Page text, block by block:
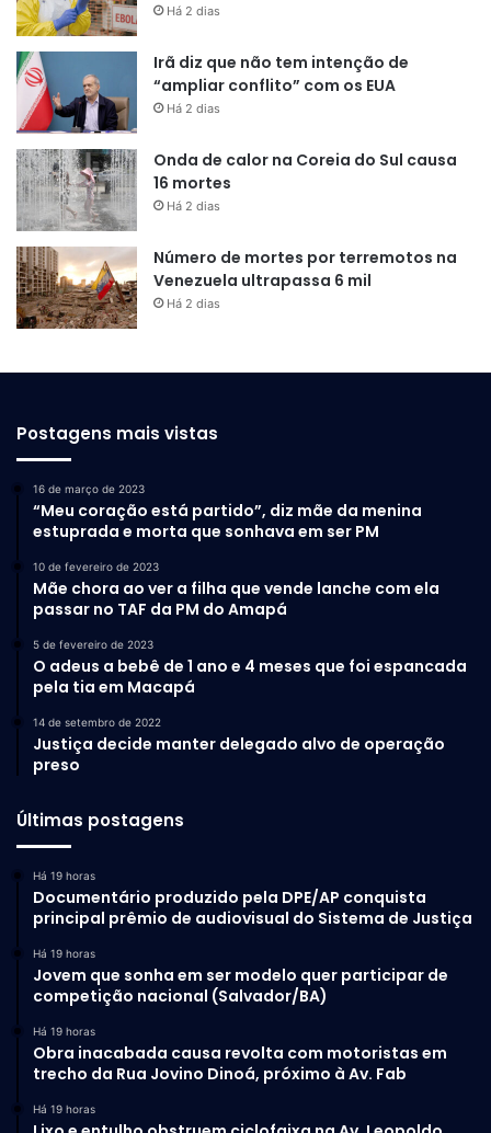
Há 2 dias
Irã diz que não tem intenção de
“ampliar conflito” com os EUA
Há 2 dias
Onda de calor na Coreia do Sul causa
16 mortes
Há 2 dias
Número de mortes por terremotos na
Venezuela ultrapassa 6 mil
Há 2 dias
Postagens mais vistas
16 de março de 2023
“Meu coração está partido”, diz mãe da menina
estuprada e morta que sonhava em ser PM
10 de fevereiro de 2023
Mãe chora ao ver a filha que vende lanche com ela
passar no TAF da PM do Amapá
5 de fevereiro de 2023
O adeus a bebê de 1 ano e 4 meses que foi espancada
pela tia em Macapá
14 de setembro de 2022
Justiça decide manter delegado alvo de operação
preso
Últimas postagens
Há 19 horas
Documentário produzido pela DPE/AP conquista
principal prêmio de audiovisual do Sistema de Justiça
Há 19 horas
Jovem que sonha em ser modelo quer participar de
competição nacional (Salvador/BA)
Há 19 horas
Obra inacabada causa revolta com motoristas em
trecho da Rua Jovino Dinoá, próximo à Av. Fab
Há 19 horas